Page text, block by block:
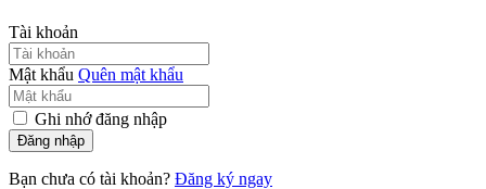
Tài khoản
Mật khẩu Quên mật khẩu
Ghi nhớ đăng nhập
Đăng nhập
Bạn chưa có tài khoản? Đăng ký ngay